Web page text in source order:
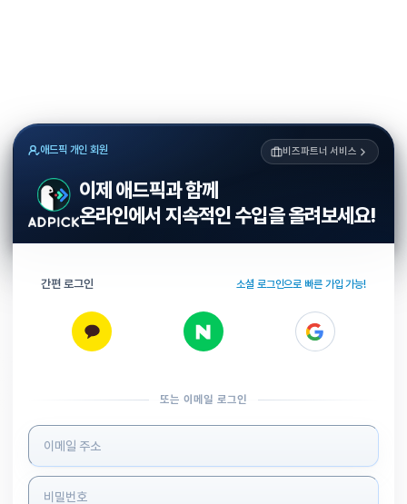
애드픽 개인 회원 비즈파트너 서비스
이제 애드픽과 함께
온라인에서 지속적인 수입을 올려보세요!
간편 로그인 소셜 로그인으로 빠른 가입 가능!
또는 이메일 로그인
로그인 정보 입력